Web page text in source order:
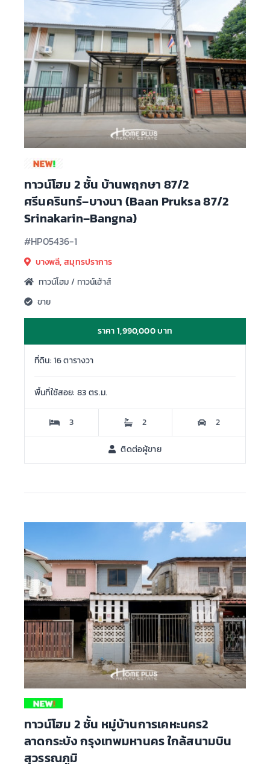
ทาวน์โฮม 2 ชั้น บ้านพฤกษา 87/2
ศรีนครินทร์–บางนา (Baan Pruksa 87/2
Srinakarin–Bangna)
#HP05436-1
บางพลี, สมุทรปราการ
ทาวน์โฮม / ทาวน์เฮ้าส์
ขาย
ราคา 1,990,000 บาท
ที่ดิน: 16 ตารางวา
พื้นที่ใช้สอย: 83 ตร.ม.
3 2 2
ติดต่อผู้ขาย
ทาวน์โฮม 2 ชั้น หมู่บ้านการเคหะนคร2
ลาดกระบัง กรุงเทพมหานคร ใกล้สนามบิน
สุวรรณภูมิ